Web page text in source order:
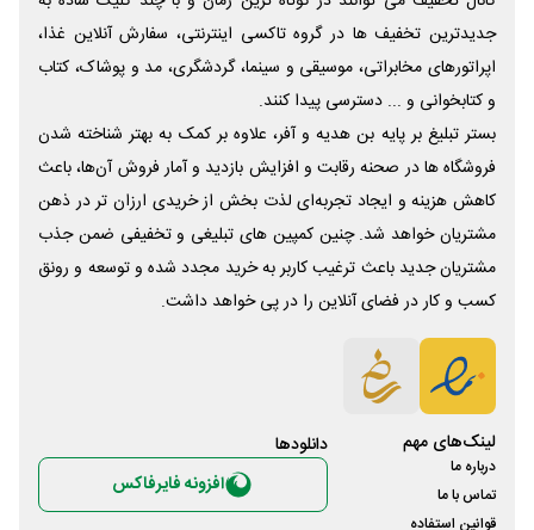
جدیدترین تخفیف ها در گروه تاکسی اینترنتی، سفارش آنلاین غذا،
اپراتورهای مخابراتی، موسیقی و سینما، گردشگری، مد و پوشاک، کتاب
و کتابخوانی و ... دسترسی پیدا کنند.
بستر تبلیغ بر پایه بن هدیه و آفر، علاوه بر کمک به بهتر شناخته شدن
فروشگاه ها در صحنه رقابت و افزایش بازدید و آمار فروش آن‌ها، باعث
کاهش هزینه و ایجاد تجربه‌ای لذت بخش از خریدی ارزان تر در ذهن
مشتریان خواهد شد. چنین کمپین های تبلیغی و تخفیفی ضمن جذب
مشتریان جدید باعث ترغیب کاربر به خرید مجدد شده و توسعه و رونق
کسب و کار در فضای آنلاین را در پی خواهد داشت.
لینک‌های مهم
درباره ما
تماس با ما
قوانین استفاده
دانلود‌ها
افزونه فایرفاکس